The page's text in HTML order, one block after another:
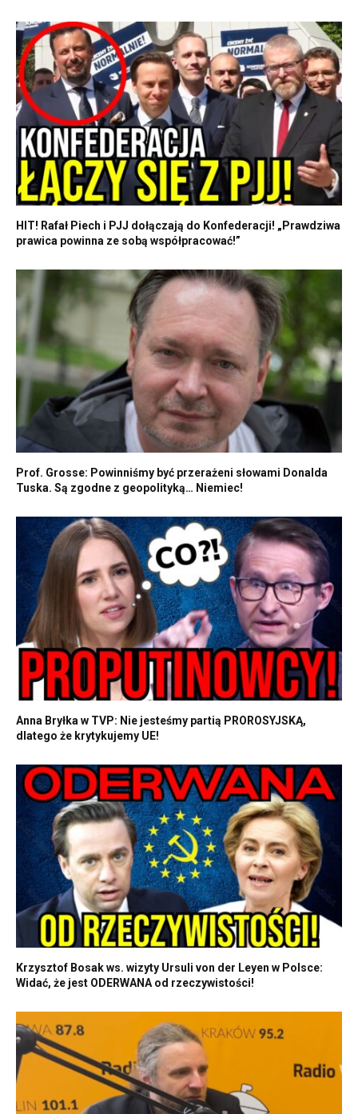
HIT! Rafał Piech i PJJ dołączają do Konfederacji! „Prawdziwa
prawica powinna ze sobą współpracować!”
Prof. Grosse: Powinniśmy być przerażeni słowami Donalda
Tuska. Są zgodne z geopolityką… Niemiec!
Anna Bryłka w TVP: Nie jesteśmy partią PROROSYJSKĄ,
dlatego że krytykujemy UE!
Krzysztof Bosak ws. wizyty Ursuli von der Leyen w Polsce:
Widać, że jest ODERWANA od rzeczywistości!